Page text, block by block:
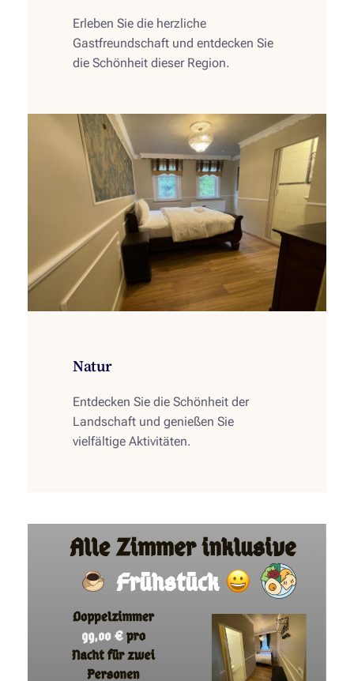
Erleben Sie die herzliche
Gastfreundschaft und entdecken Sie
die Schönheit dieser Region.
Natur
Entdecken Sie die Schönheit der
Landschaft und genießen Sie
vielfältige Aktivitäten.